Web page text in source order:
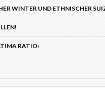
WINTER UND ETHNISCHER
RATIO‹